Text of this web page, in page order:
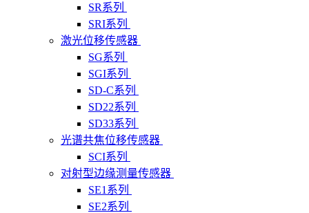
SR系列
SRI系列
激光位移传感器
SG系列
SGI系列
SD-C系列
SD22系列
SD33系列
光谱共焦位移传感器
SCI系列
对射型边缘测量传感器
SE1系列
SE2系列